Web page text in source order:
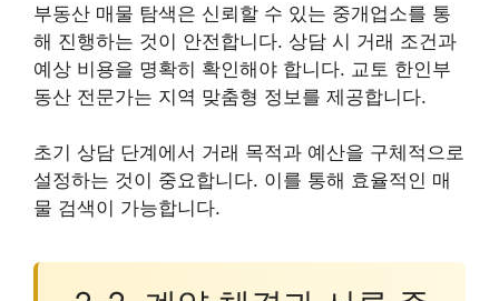
부동산 매물 탐색은 신뢰할 수 있는 중개업소를 통
해 진행하는 것이 안전합니다. 상담 시 거래 조건과
예상 비용을 명확히 확인해야 합니다. 교토 한인부
동산 전문가는 지역 맞춤형 정보를 제공합니다.
초기 상담 단계에서 거래 목적과 예산을 구체적으로
설정하는 것이 중요합니다. 이를 통해 효율적인 매
물 검색이 가능합니다.